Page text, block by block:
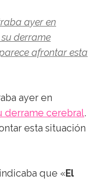
ayer en
derrame
afrontar esta
ayer en
derrame cerebral.
esta situación
que «El